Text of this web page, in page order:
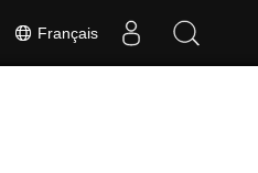
Français